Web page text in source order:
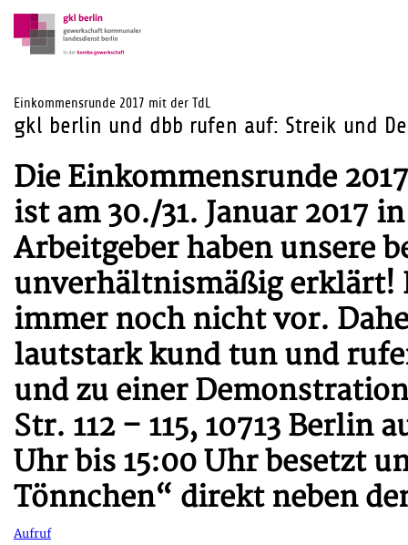
Einkommensrunde 2017 mit der TdL
gkl berlin und dbb rufen auf: Streik und
Die Einkommensrunde
ist am 30./31. Januar 2017
Arbeitgeber haben unsere
unverhältnismäßig erklärt!
immer noch nicht vor.
lautstark kund tun und
und zu einer
Str. 112 – 115, 10713
Uhr bis 15:00 Uhr besetzt
Tönnchen“ direkt neben
Aufruf